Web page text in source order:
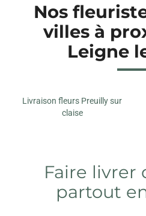
Nos
villes à
Leigne
Livraison fleurs Preuilly sur
claise
Faire livrer
partout